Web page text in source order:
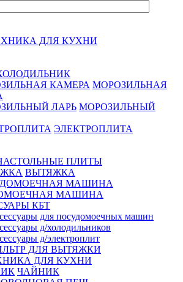
ДЛЯ КУХНИ
МОРОЗИЛЬНАЯ
МОРОЗИЛЬНЫЙ
ЭЛЕКТРОПЛИТА
ПЛИТЫ
ВЫТЯЖКА
МАШИНА
КБТ
для посудомоечных машин
д/холодильников
д/электроплит
ДЛЯ ВЫТЯЖКИ
ДЛЯ КУХНИ
ЧАЙНИК